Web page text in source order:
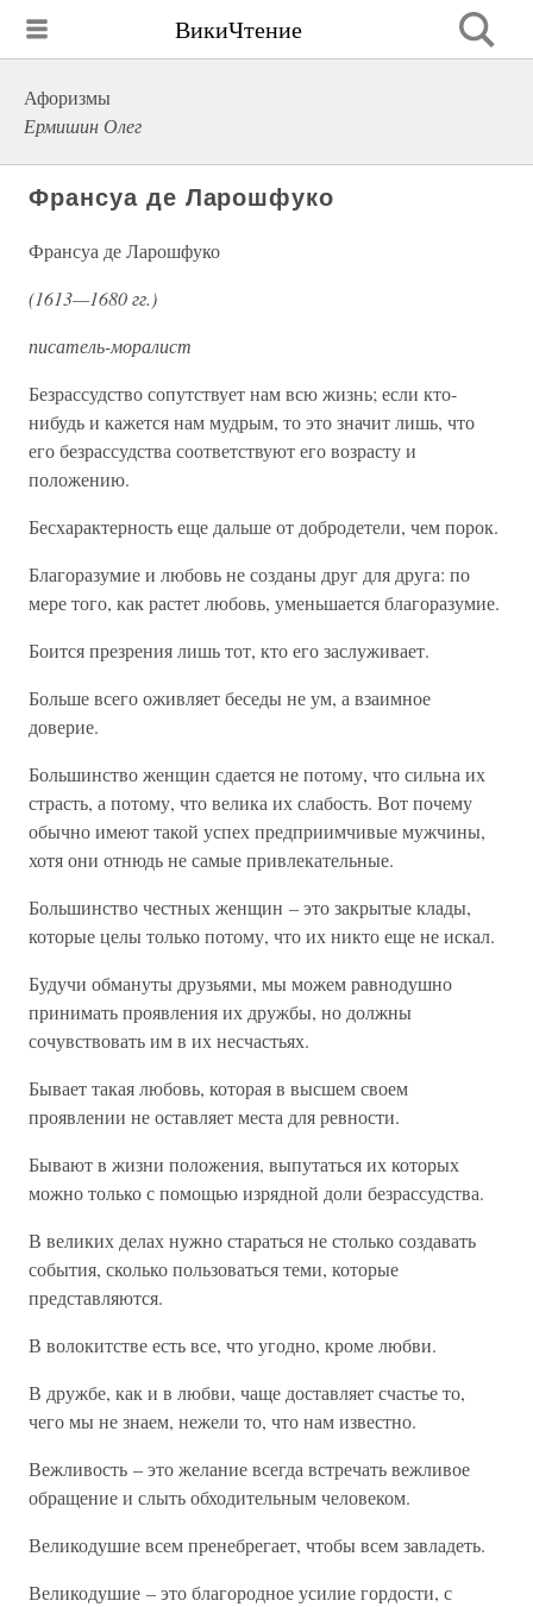
ВикиЧтение
Афоризмы
Ермишин Олег
Франсуа де Ларошфуко
Франсуа де Ларошфуко
(1613—1680 гг.)
писатель-моралист
Безрассудство сопутствует нам всю жизнь; если кто-
нибудь и кажется нам мудрым, то это значит лишь, что
его безрассудства соответствуют его возрасту и
положению.
Бесхарактерность еще дальше от добродетели, чем порок.
Благоразумие и любовь не созданы друг для друга: по
мере того, как растет любовь, уменьшается благоразумие.
Боится презрения лишь тот, кто его заслуживает.
Больше всего оживляет беседы не ум, а взаимное
доверие.
Большинство женщин сдается не потому, что сильна их
страсть, а потому, что велика их слабость. Вот почему
обычно имеют такой успех предприимчивые мужчины,
хотя они отнюдь не самые привлекательные.
Большинство честных женщин – это закрытые клады,
которые целы только потому, что их никто еще не искал.
Будучи обмануты друзьями, мы можем равнодушно
принимать проявления их дружбы, но должны
сочувствовать им в их несчастьях.
Бывает такая любовь, которая в высшем своем
проявлении не оставляет места для ревности.
Бывают в жизни положения, выпутаться их которых
можно только с помощью изрядной доли безрассудства.
В великих делах нужно стараться не столько создавать
события, сколько пользоваться теми, которые
представляются.
В волокитстве есть все, что угодно, кроме любви.
В дружбе, как и в любви, чаще доставляет счастье то,
чего мы не знаем, нежели то, что нам известно.
Вежливость – это желание всегда встречать вежливое
обращение и слыть обходительным человеком.
Великодушие всем пренебрегает, чтобы всем завладеть.
Великодушие – это благородное усилие гордости, с